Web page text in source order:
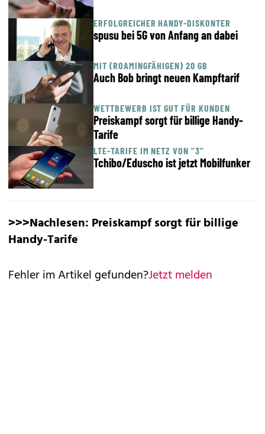
ERFOLGREICHER HANDY-DISKONTER
spusu bei 5G von Anfang an dabei
MIT (ROAMINGFÄHIGEN) 20 GB
Auch Bob bringt neuen Kampftarif
WETTBEWERB IST GUT FÜR KUNDEN
Preiskampf sorgt für billige Handy-
Tarife
LTE-TARIFE IM NETZ VON "3"
Tchibo/Eduscho ist jetzt Mobilfunker
>>>Nachlesen: Preiskampf sorgt für billige
Handy-Tarife
Fehler im Artikel gefunden?Jetzt melden